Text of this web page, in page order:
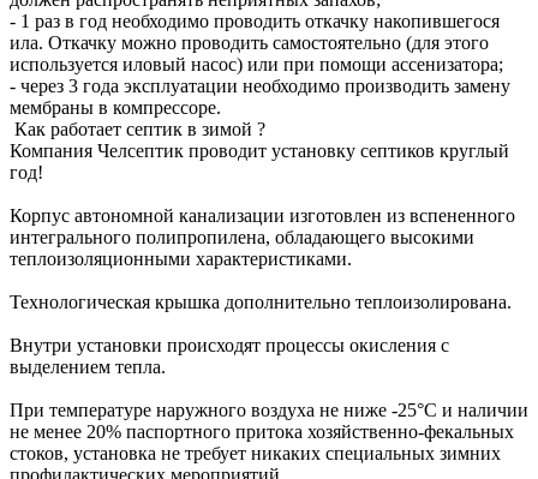
- 1 раз в год необходимо проводить откачку накопившегося
ила. Откачку можно проводить самостоятельно (для этого
используется иловый насос) или при помощи ассенизатора;
- через 3 года эксплуатации необходимо производить замену
мембраны в компрессоре.
Как работает септик в зимой ?
Компания Челсептик проводит установку септиков круглый
год!
Корпус автономной канализации изготовлен из вспененного
интегрального полипропилена, обладающего высокими
теплоизоляционными характеристиками.
Технологическая крышка дополнительно теплоизолирована.
Внутри установки происходят процессы окисления с
выделением тепла.
При температуре наружного воздуха не ниже -25°С и наличии
не менее 20% паспортного притока хозяйственно-фекальных
стоков, установка не требует никаких специальных зимних
профилактических мероприятий.